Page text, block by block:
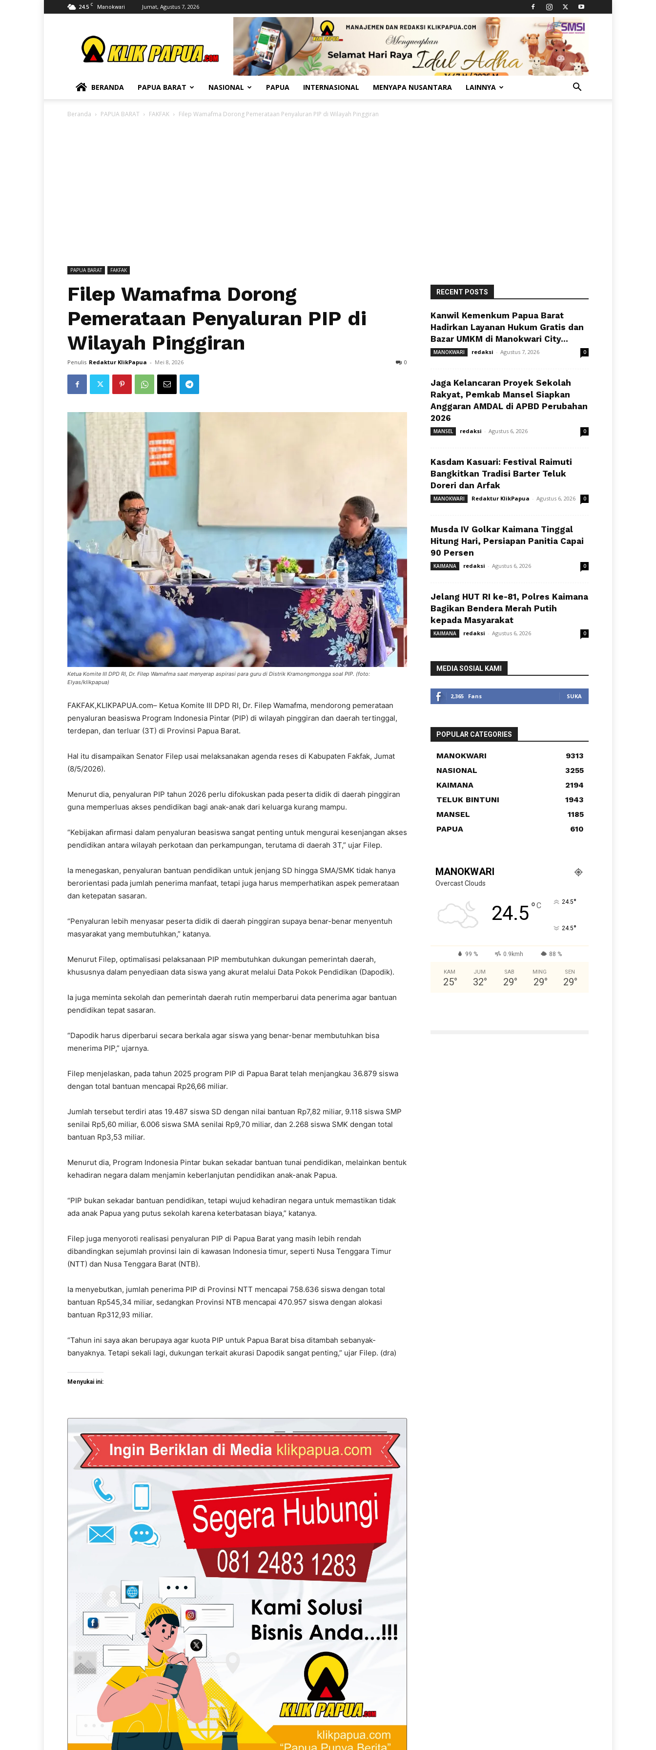
24.5 C Manokwari Jumat, Agustus 7, 2026
BERANDA PAPUA BARAT NASIONAL PAPUA INTERNASIONAL MENYAPA NUSANTARA LAINNYA
Beranda PAPUA BARAT FAKFAK Filep Wamafma Dorong Pemerataan Penyaluran PIP di Wilayah Pinggiran
PAPUA BARAT FAKFAK
Filep Wamafma Dorong
Pemerataan Penyaluran PIP di
Wilayah Pinggiran
Penulis Redaktur KlikPapua - Mei 8, 2026 0
Ketua Komite III DPD RI, Dr. Filep Wamafma saat menyerap aspirasi para guru di Distrik Kramongmongga soal PIP. (foto:
Elyas/klikpapua)
FAKFAK,KLIKPAPUA.com– Ketua Komite III DPD RI, Dr. Filep Wamafma, mendorong pemerataan
penyaluran beasiswa Program Indonesia Pintar (PIP) di wilayah pinggiran dan daerah tertinggal,
terdepan, dan terluar (3T) di Provinsi Papua Barat.
Hal itu disampaikan Senator Filep usai melaksanakan agenda reses di Kabupaten Fakfak, Jumat
(8/5/2026).
Menurut dia, penyaluran PIP tahun 2026 perlu difokuskan pada peserta didik di daerah pinggiran
guna memperluas akses pendidikan bagi anak-anak dari keluarga kurang mampu.
“Kebijakan afirmasi dalam penyaluran beasiswa sangat penting untuk mengurai kesenjangan akses
pendidikan antara wilayah perkotaan dan perkampungan, terutama di daerah 3T,” ujar Filep.
Ia menegaskan, penyaluran bantuan pendidikan untuk jenjang SD hingga SMA/SMK tidak hanya
berorientasi pada jumlah penerima manfaat, tetapi juga harus memperhatikan aspek pemerataan
dan ketepatan sasaran.
“Penyaluran lebih menyasar peserta didik di daerah pinggiran supaya benar-benar menyentuh
masyarakat yang membutuhkan,” katanya.
Menurut Filep, optimalisasi pelaksanaan PIP membutuhkan dukungan pemerintah daerah,
khususnya dalam penyediaan data siswa yang akurat melalui Data Pokok Pendidikan (Dapodik).
Ia juga meminta sekolah dan pemerintah daerah rutin memperbarui data penerima agar bantuan
pendidikan tepat sasaran.
“Dapodik harus diperbarui secara berkala agar siswa yang benar-benar membutuhkan bisa
menerima PIP,” ujarnya.
Filep menjelaskan, pada tahun 2025 program PIP di Papua Barat telah menjangkau 36.879 siswa
dengan total bantuan mencapai Rp26,66 miliar.
Jumlah tersebut terdiri atas 19.487 siswa SD dengan nilai bantuan Rp7,82 miliar, 9.118 siswa SMP
senilai Rp5,60 miliar, 6.006 siswa SMA senilai Rp9,70 miliar, dan 2.268 siswa SMK dengan total
bantuan Rp3,53 miliar.
Menurut dia, Program Indonesia Pintar bukan sekadar bantuan tunai pendidikan, melainkan bentuk
kehadiran negara dalam menjamin keberlanjutan pendidikan anak-anak Papua.
“PIP bukan sekadar bantuan pendidikan, tetapi wujud kehadiran negara untuk memastikan tidak
ada anak Papua yang putus sekolah karena keterbatasan biaya,” katanya.
Filep juga menyoroti realisasi penyaluran PIP di Papua Barat yang masih lebih rendah
dibandingkan sejumlah provinsi lain di kawasan Indonesia timur, seperti Nusa Tenggara Timur
(NTT) dan Nusa Tenggara Barat (NTB).
Ia menyebutkan, jumlah penerima PIP di Provinsi NTT mencapai 758.636 siswa dengan total
bantuan Rp545,34 miliar, sedangkan Provinsi NTB mencapai 470.957 siswa dengan alokasi
bantuan Rp312,93 miliar.
“Tahun ini saya akan berupaya agar kuota PIP untuk Papua Barat bisa ditambah sebanyak-
banyaknya. Tetapi sekali lagi, dukungan terkait akurasi Dapodik sangat penting,” ujar Filep. (dra)
Menyukai ini:
RECENT POSTS
Kanwil Kemenkum Papua Barat
Hadirkan Layanan Hukum Gratis dan
Bazar UMKM di Manokwari City...
MANOKWARI redaksi - Agustus 7, 2026 0
Jaga Kelancaran Proyek Sekolah
Rakyat, Pemkab Mansel Siapkan
Anggaran AMDAL di APBD Perubahan
2026
MANSEL redaksi - Agustus 6, 2026 0
Kasdam Kasuari: Festival Raimuti
Bangkitkan Tradisi Barter Teluk
Doreri dan Arfak
MANOKWARI Redaktur KlikPapua - Agustus 6, 2026 0
Musda IV Golkar Kaimana Tinggal
Hitung Hari, Persiapan Panitia Capai
90 Persen
KAIMANA redaksi - Agustus 6, 2026 0
Jelang HUT RI ke-81, Polres Kaimana
Bagikan Bendera Merah Putih
kepada Masyarakat
KAIMANA redaksi - Agustus 6, 2026 0
MEDIA SOSIAL KAMI
2,365 Fans SUKA
POPULAR CATEGORIES
MANOKWARI
9313
NASIONAL
3255
KAIMANA
2194
TELUK BINTUNI
1943
MANSEL
1185
PAPUA
610
MANOKWARI
Overcast Clouds
24.5°C 24.5°
24.5°
99 % 0.9kmh 88 %
KAM
25°
JUM
32°
SAB
29°
MING
29°
SEN
29°